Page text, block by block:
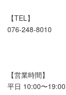
【TEL】
076-248-8010
【営業時間】
平日 10:00〜